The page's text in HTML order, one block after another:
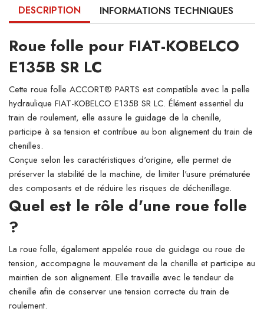
DESCRIPTION INFORMATIONS TECHNIQUES
Roue folle pour FIAT-KOBELCO
E135B SR LC
Cette roue folle ACCORT® PARTS est compatible avec la pelle
hydraulique FIAT-KOBELCO E135B SR LC. Élément essentiel du
train de roulement, elle assure le guidage de la chenille,
participe à sa tension et contribue au bon alignement du train de
chenilles.
Conçue selon les caractéristiques d'origine, elle permet de
préserver la stabilité de la machine, de limiter l'usure prématurée
des composants et de réduire les risques de déchenillage.
Quel est le rôle d'une roue folle
?
La roue folle, également appelée roue de guidage ou roue de
tension, accompagne le mouvement de la chenille et participe au
maintien de son alignement. Elle travaille avec le tendeur de
chenille afin de conserver une tension correcte du train de
roulement.